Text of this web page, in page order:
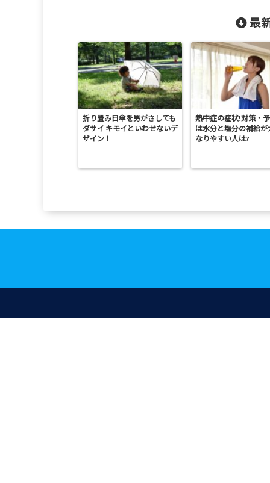
最
折り畳み日傘を男がさしても
ダサイ キモイといわせないデ
ザイン！
熱中症の症状!対策・
は水分と塩分の補給が
なりやすい人は?